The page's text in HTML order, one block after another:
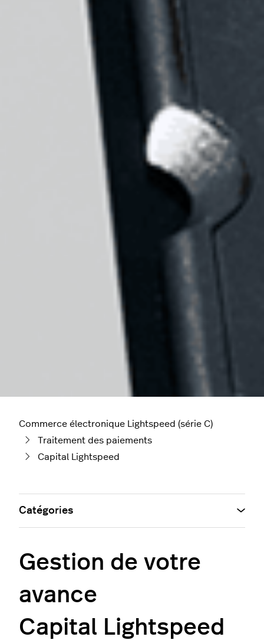
Commerce électronique Lightspeed (série C)
Traitement des paiements
Capital Lightspeed
Gestion de votre
avance
Capital Lightspeed
Catégories